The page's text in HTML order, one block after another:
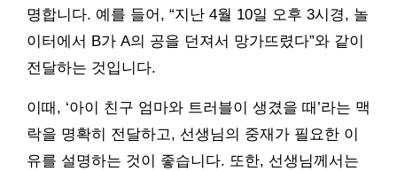
명합니다. 예를 들어, “지난 4월 10일 오후 3시경, 놀
이터에서 B가 A의 공을 던져서 망가뜨렸다”와 같이
전달하는 것입니다.
이때, ‘아이 친구 엄마와 트러블이 생겼을 때’라는 맥
락을 명확히 전달하고, 선생님의 중재가 필요한 이
유를 설명하는 것이 좋습니다. 또한, 선생님께서는